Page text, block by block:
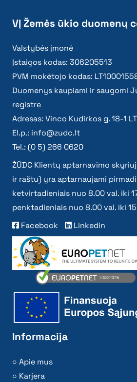
VĮ Žemės ūkio duomenų
Valstybės įmonė
Įstaigos kodas: 306205513
PVM mokėtojo kodas:
Duomenys kaupiami ir saugomi
registre
Adresas: Vinco Kudirkos g. 18-1
El.p.: info@zudc.lt
Tel.: (0 5) 266 0620
ŽŪDC Klientų aptarnavimo
ir raštu) yra aptarnaujami
ketvirtadieniais nuo 8.00 val. iki
penktadieniais nuo 8.00 val. iki
Facebook
Linkedin
Informacija
Apie mus
Karjera